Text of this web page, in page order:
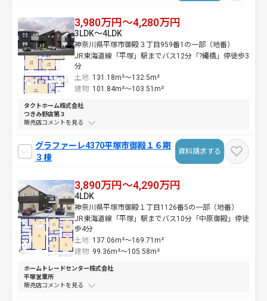
3,980万円～4,280万円
神奈川県平塚市御殿３丁目959番1の一部（地番）
JR東海道線「平塚」駅までバス12分「?繩橋」停徒歩3
分
土地 131.18m²～132.5m²
3LDK～4LDK
建物 101.84m²～103.51m²
タクトホーム株式会社
つきみ野店第３
販売店コメントを
グラファーレ4370平塚市御殿１６期
３棟
資料請求する
3,890万円～4,290万円
神奈川県平塚市御殿１丁目1126番5の一部（地番）
JR東海道線「平塚」駅までバス10分「中原御殿」停徒
歩4分
土地 137.06m²～169.71m²
4LDK
建物 99.36m²～105.58m²
ホームトレードセンター株式会社
平塚営業所
販売店コメントを